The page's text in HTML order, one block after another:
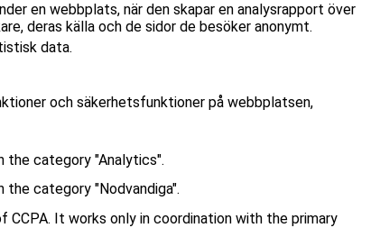
en webbplats, när den skapar en analysrapport över
deras källa och de sidor de besöker anonymt.
data.
och säkerhetsfunktioner på webbplatsen,
the category "Analytics".
category "Nodvandiga".
It works only in coordination with the primary